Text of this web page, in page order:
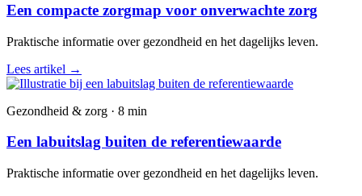
Een compacte zorgmap voor onverwachte zorg
Praktische informatie over gezondheid en het dagelijks leven.
Lees artikel →
Gezondheid & zorg · 8 min
Een labuitslag buiten de referentiewaarde
Praktische informatie over gezondheid en het dagelijks leven.